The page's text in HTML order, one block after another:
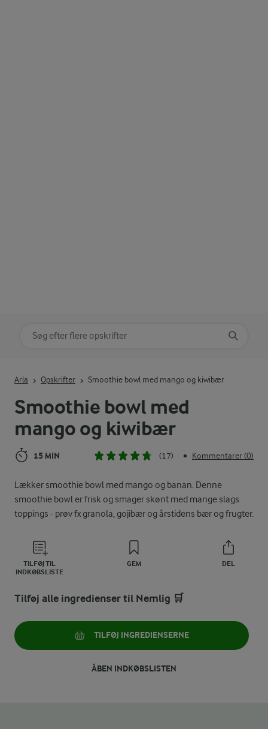
Smoothie bowl med
mango og kiwibær
15 MIN (17) • Kommentarer (0)
Lækker smoothie bowl med mango og banan. Denne
smoothie bowl er frisk og smager skønt med mange slags
toppings - prøv fx granola, gojibær og årstidens bær og frugter.
TILFØJ TIL
INDKØBSLISTE
GEM DEL
Arla Opskrifter Smoothie bowl med mango og kiwibær
Tilføj alle ingredienser til Nemlig 🛒
TILFØJ INGREDIENSERNE
ÅBEN INDKØBSLISTEN
Søg på kategori